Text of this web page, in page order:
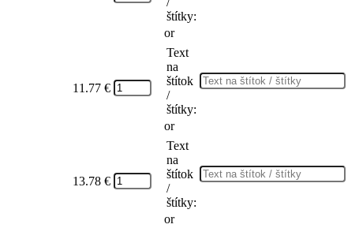
štítky:
or
11.77 €
Text
na
štítok
/
štítky:
or
13.78 €
Text
na
štítok
/
štítky:
or